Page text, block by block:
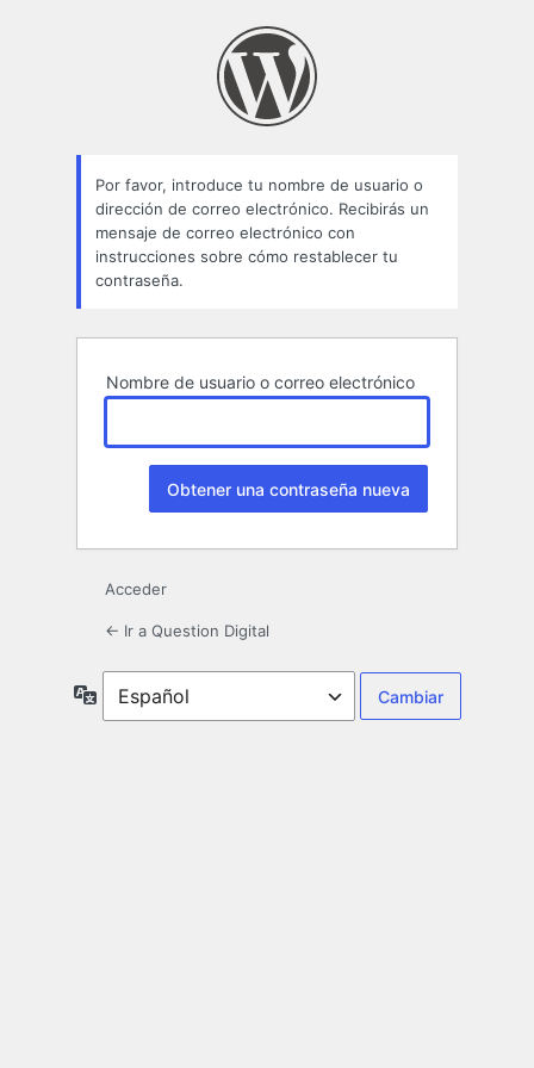
Por favor, introduce tu nombre de usuario o
dirección de correo electrónico. Recibirás un
mensaje de correo electrónico con
instrucciones sobre cómo restablecer tu
contraseña.
Nombre de usuario o correo electrónico
Acceder
← Ir a Question Digital
Idioma